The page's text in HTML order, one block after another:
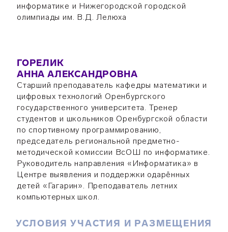
информатике и Нижегородской городской
олимпиады им. В.Д. Лелюха
ГОРЕЛИК
АННА АЛЕКСАНДРОВНА
Старший преподаватель кафедры математики и
цифровых технологий Оренбургского
государственного университета. Тренер
студентов и школьников Оренбургской области
по спортивному программированию,
председатель региональной предметно-
методической комиссии ВсОШ по информатике.
Руководитель направления «Информатика» в
Центре выявления и поддержки одарённых
детей «Гагарин». Преподаватель летних
компьютерных школ.
УСЛОВИЯ УЧАСТИЯ И РАЗМЕЩЕНИЯ